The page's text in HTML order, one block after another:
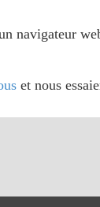
navigateur
et nous